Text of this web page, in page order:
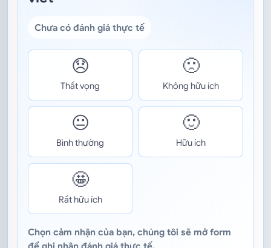
Chưa có đánh giá thực tế
😞
Thất vọng
🙁
Không hữu ích
😐
Bình thường
🙂
Hữu ích
🤩
Rất hữu ích
Chọn cảm nhận của bạn, chúng tôi sẽ mở form
để ghi nhận đánh giá thực tế.